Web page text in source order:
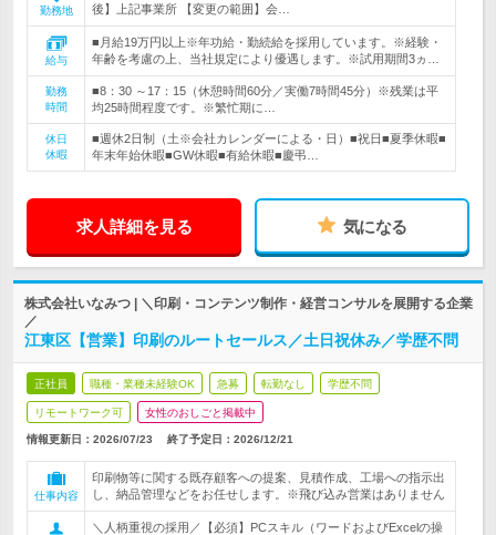
勤務地
後】上記事業所 【変更の範囲】会…
給与
■月給19万円以上※年功給・勤続給を採用しています。※経験・
年齢を考慮の上、当社規定により優遇します。※試用期間3ヵ…
勤務
時間
■8：30 ～17：15（休憩時間60分／実働7時間45分）※残業は平
均25時間程度です。※繁忙期に…
休日
休暇
■週休2日制（土※会社カレンダーによる・日）■祝日■夏季休暇■
年末年始休暇■GW休暇■有給休暇■慶弔…
求人詳細を見る 気になる
株式会社いなみつ | ＼印刷・コンテンツ制作・経営コンサルを展開する企業
／
江東区【営業】印刷のルートセールス／土日祝休み／学歴不問
正社員 職種・業種未経験OK 急募 転勤なし 学歴不問
リモートワーク可 女性のおしごと掲載中
情報更新日：2026/07/23 終了予定日： 2026/12/21
仕事内容
印刷物等に関する既存顧客への提案、見積作成、工場への指示出
し、納品管理などをお任せします。※飛び込み営業はありません
＼人柄重視の採用／【必須】PCスキル（ワードおよびExcelの操